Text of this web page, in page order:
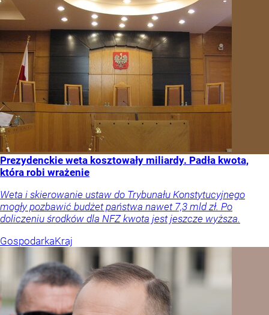
Prezydenckie weta kosztowały miliardy. Padła kwota,
która robi wrażenie
Weta i skierowanie ustaw do Trybunału Konstytucyjnego
mogły pozbawić budżet państwa nawet 7,3 mld zł. Po
doliczeniu środków dla NFZ kwota jest jeszcze wyższa.
GospodarkaKraj